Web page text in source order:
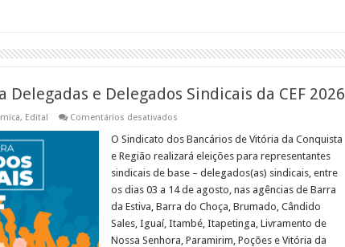
Delegadas e Delegados Sindicais da CEF 2026
, Edital Comentários desativados
Eleições
Delegadas
e
Delegados
Sindicais
CEF
2026
O Sindicato dos Bancários de Vitória da Conquista
e Região realizará eleições para representantes
sindicais de base – delegados(as) sindicais, entre
os dias 03 a 14 de agosto, nas agências de Barra
da Estiva, Barra do Choça, Brumado, Cândido
Sales, Iguaí, Itambé, Itapetinga, Livramento de
Nossa Senhora, Paramirim, Poções e Vitória da